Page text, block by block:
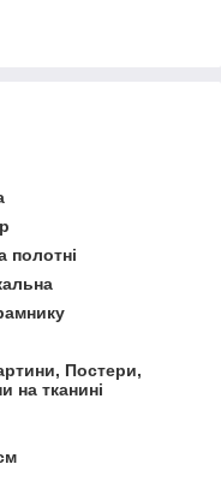
полотні
Постери,
на тканині